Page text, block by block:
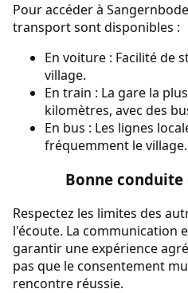
Pour accéder à
transport sont disponibles :
En voiture : Facilité de
village.
En train : La gare la
kilomètres, avec des
En bus : Les lignes
fréquemment le village.
Bonne
Respectez les limites des
l'écoute. La communication
garantir une expérience
pas que le consentement
rencontre réussie.